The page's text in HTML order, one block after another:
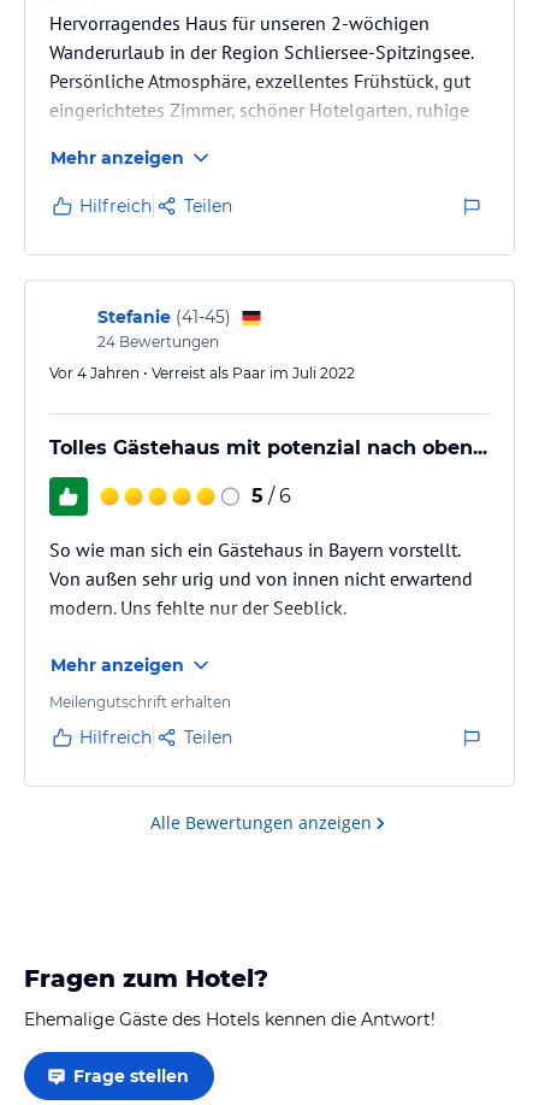
Hervorragendes Haus für unseren 2-wöchigen
Wanderurlaub in der Region Schliersee-Spitzingsee.
Persönliche Atmosphäre, exzellentes Frühstück, gut
eingerichtetes Zimmer, schöner Hotelgarten, ruhige
Mehr anzeigen
Hilfreich Teilen
Stefanie (41-45)
24 Bewertungen
Vor 4 Jahren • Verreist als Paar im Juli 2022
Tolles Gästehaus mit potenzial nach oben...
5 / 6
So wie man sich ein Gästehaus in Bayern vorstellt.
Von außen sehr urig und von innen nicht erwartend
modern. Uns fehlte nur der Seeblick.
Mehr anzeigen
Meilengutschrift erhalten
Hilfreich Teilen
Alle Bewertungen anzeigen
Fragen zum Hotel?
Ehemalige Gäste des Hotels kennen die Antwort!
Frage stellen